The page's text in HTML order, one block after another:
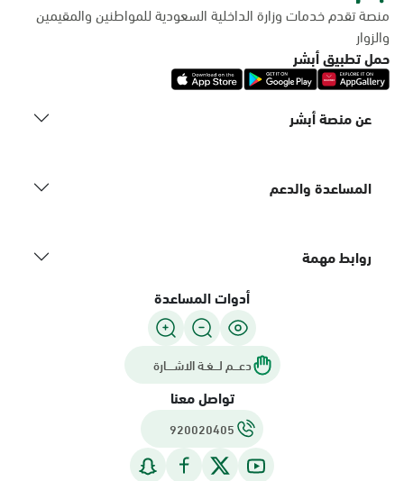
منصة تقدم خدمات وزارة الداخلية السعودية للمواطنين والمقيمين
والزوار
حمل تطبيق أبشر
عن منصة أبشر
المساعدة والدعم
روابط مهمة
أدوات المساعدة
دعـــم لـــغـة الاشــــارة
تواصل معنا
920020405